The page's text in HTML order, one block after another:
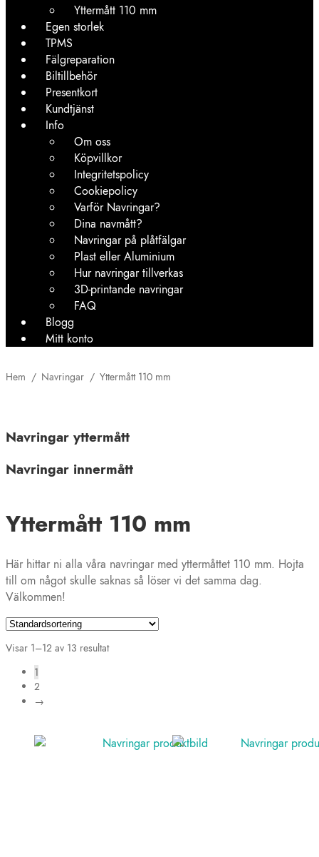
Yttermått 110 mm
Egen storlek
TPMS
Fälgreparation
Biltillbehör
Presentkort
Kundtjänst
Info
Om oss
Köpvillkor
Integritetspolicy
Cookiepolicy
Varför Navringar?
Dina navmått?
Navringar på plåtfälgar
Plast eller Aluminium
Hur navringar tillverkas
3D-printande navringar
FAQ
Blogg
Mitt konto
Hem / Navringar / Yttermått 110 mm
Yttermått 110 mm
Här hittar ni alla våra navringar med yttermåttet 110 mm. Hojta
till om något skulle saknas så löser vi det samma dag.
Välkommen!
Visar 1–12 av 13 resultat
1
2
→
Navringar yttermått
Navringar innermått